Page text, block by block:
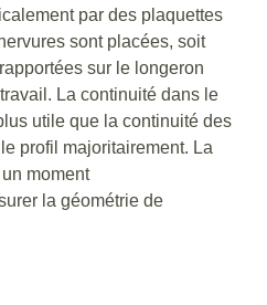
par des plaquettes
sont placées, soit
sur le longeron
La continuité dans le
utile que la continuité des
profil majoritairement. La
moment
la géométrie de